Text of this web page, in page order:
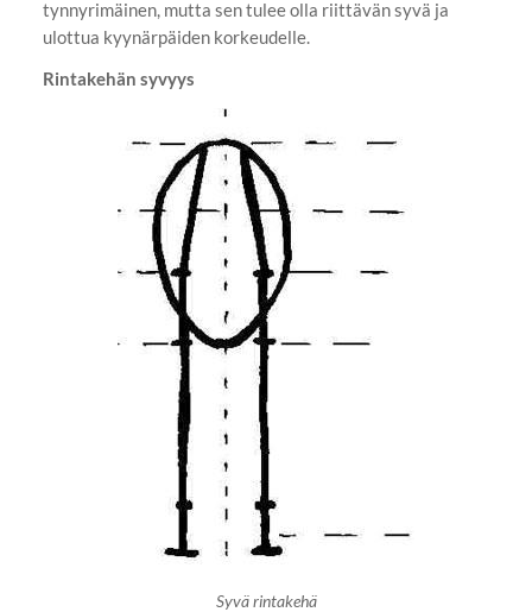
tynnyrimäinen, mutta sen tulee olla riittävän syvä ja
ulottua kyynärpäiden korkeudelle.
Rintakehän syvyys
Syvä rintakehä